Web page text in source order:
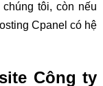
tôi, còn nếu
Cpanel có hệ
Công ty